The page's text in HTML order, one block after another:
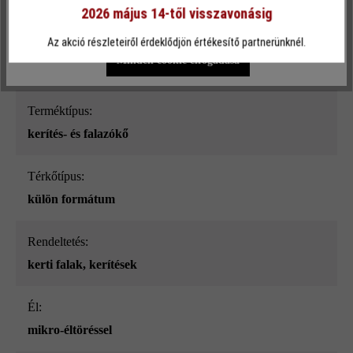
Szín:
taupe nüansz-árnyalt
Terméktípus:
kerítés- és falazókő
Térkőtípus:
külön formátum
Rendeltetés:
kerti falak, kerítések
él:
mikro-éltöréssel
Egyéni beállítások Csak funkcionális cookie elfogadása
Minden cookie elfogadása
2026 május 14-től visszavonásig
Az akció részleteiről érdeklődjön értékesítő partnerünknél.